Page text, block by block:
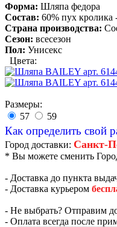
Форма: Шляпа федора
Состав: 60% пух кролика
Страна производства:
Сезон: всесезон
Пол: Унисекс
Цвета:
Размеры:
57
59
Как определить свой
Город доставки: Санкт-
* Вы можете сменить
- Доставка до пункта
- Доставка курьером
- Не выбрать? Отправим
- Оплата всегда после